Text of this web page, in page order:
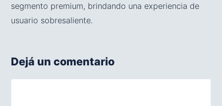
segmento premium, brindando una experiencia de
usuario sobresaliente.
Dejá un comentario